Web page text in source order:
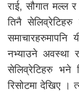
राई, सौगात मल्ल
तिनै
नभ्याउने अवस्था
सेलिव्रेटिहरु भने
रिसोटमा देखिए ।